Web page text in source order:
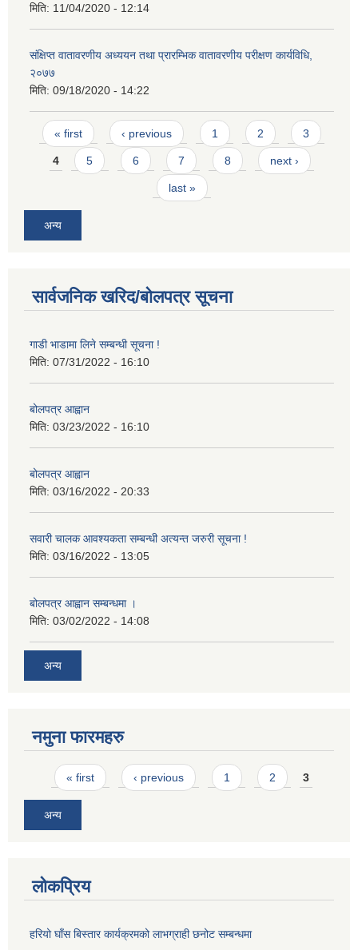
मिति: 11/04/2020 - 12:14
संक्षिप्त वातावरणीय अध्ययन तथा प्रारम्भिक वातावरणीय परीक्षण कार्यविधि,
२०७७
मिति: 09/18/2020 - 14:22
Pages
« first ‹ previous 1 2 3
4 5 6 7 8 next ›
last »
अन्य
सार्वजनिक खरिद/बोलपत्र सूचना
गाडी भाडामा लिने सम्बन्धी सूचना !
मिति: 07/31/2022 - 16:10
बोलपत्र आह्वान
मिति: 03/23/2022 - 16:10
बोलपत्र आह्वान
मिति: 03/16/2022 - 20:33
सवारी चालक आवश्यकता सम्बन्धी अत्यन्त जरुरी सूचना !
मिति: 03/16/2022 - 13:05
बोलपत्र आह्वान सम्बन्धमा ।
मिति: 03/02/2022 - 14:08
अन्य
नमुना फारमहरु
Pages
« first ‹ previous 1 2 3
अन्य
लोकप्रिय
हरियो घाँस बिस्तार कार्यक्रमको लाभग्राही छनोट सम्बन्धमा